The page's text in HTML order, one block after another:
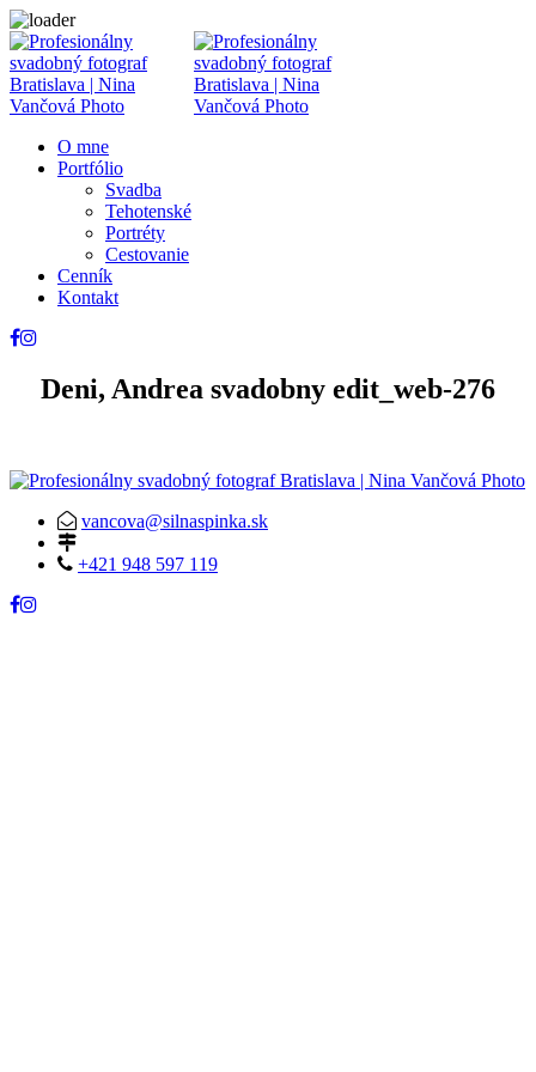
O mne
Portfólio
Svadba
Tehotenské
Portréty
Cestovanie
Cenník
Kontakt
Deni, Andrea svadobny edit_web-276
vancova@silnaspinka.sk
+421 948 597 119